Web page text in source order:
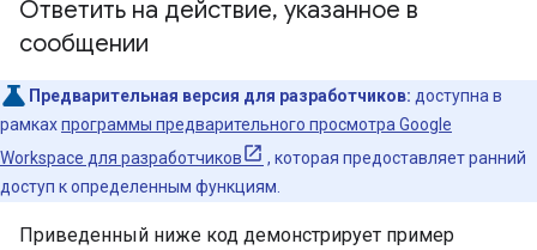
Ответить на действие, указанное в
сообщении
Предварительная версия для разработчиков: доступна в
рамкахпрограммы предварительного просмотра Google
Workspace для разработчиков
, которая предоставляет ранний
доступ к определенным функциям.
Приведенный ниже код демонстрирует пример